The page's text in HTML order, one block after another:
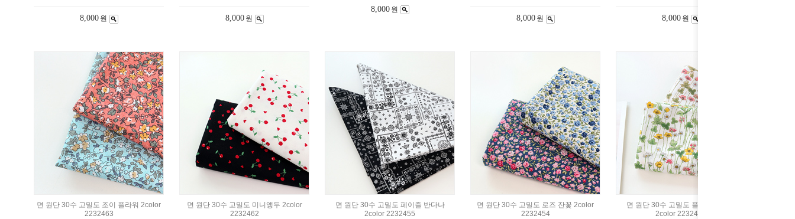
8,000 원 8,000 원
8,000 원
8,000 원 8,000 원
면 원단 30수 고밀도 조이 플라워 2color
2232463
면 원단 30수 고밀도 미니앵두 2color
2232462
면 원단 30수 고밀도 페이즐 반다나
2color 2232455
면 원단 30수 고밀도 로즈 잔꽃 2color
2232454
면 원단 30수 고밀도 플라워 꽃줄기
2color 2232453